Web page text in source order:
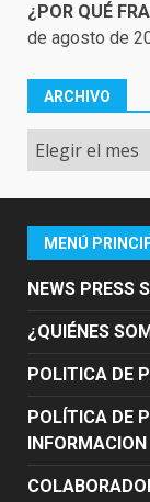
¿POR QUÉ
de agosto de
ARCHIVO
Archivo
MENÚ
NEWS PRESS
¿QUIÉNES
POLITICA DE
POLÍTICA DE
INFORMACION